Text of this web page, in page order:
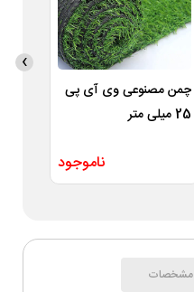
چمن مصنوعی وی آی پی
25 میلی متر
ناموجود
›
مشخصات